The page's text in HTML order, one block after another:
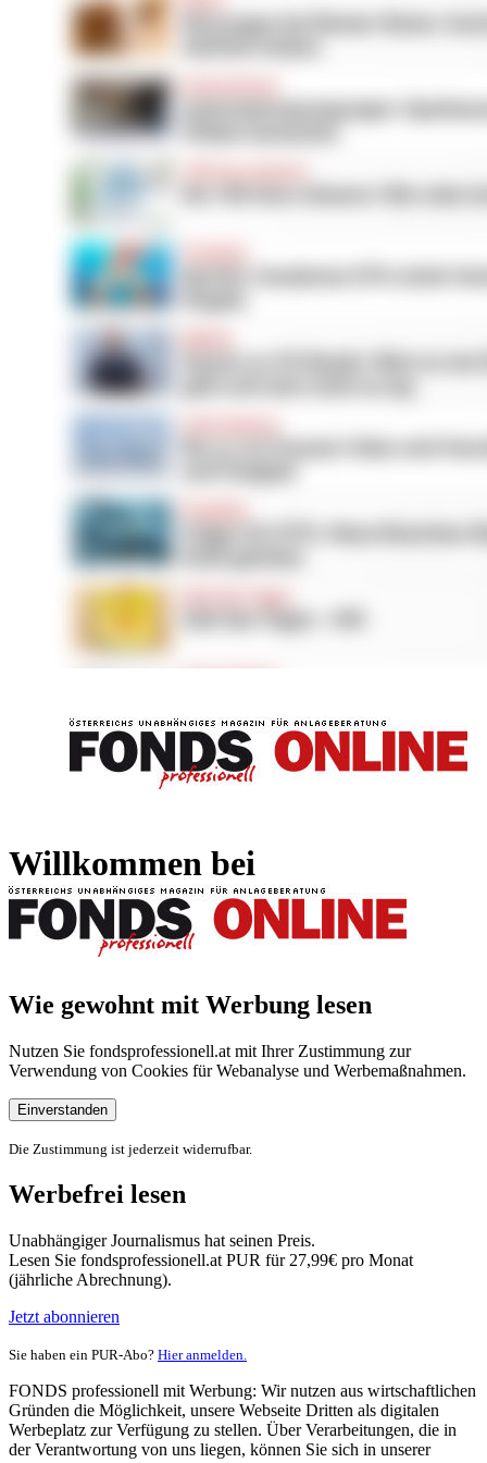
Willkommen bei
Wie gewohnt mit Werbung lesen
Nutzen Sie fondsprofessionell.at mit Ihrer Zustimmung zur
Verwendung von Cookies für Webanalyse und Werbemaßnahmen.
Einverstanden
Die Zustimmung ist jederzeit widerrufbar.
Werbefrei lesen
Unabhängiger Journalismus hat seinen Preis.
Lesen Sie fondsprofessionell.at PUR für 27,99€ pro Monat
(jährliche Abrechnung).
Jetzt abonnieren
Sie haben ein PUR-Abo? Hier anmelden.
FONDS professionell mit Werbung: Wir nutzen aus wirtschaftlichen
Gründen die Möglichkeit, unsere Webseite Dritten als digitalen
Werbeplatz zur Verfügung zu stellen. Über Verarbeitungen, die in
der Verantwortung von uns liegen, können Sie sich in unserer